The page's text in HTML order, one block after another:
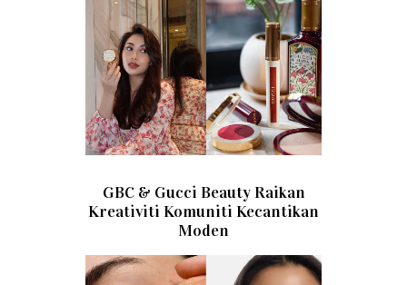
GBC & Gucci Beauty Raikan
Kreativiti Komuniti Kecantikan
Moden